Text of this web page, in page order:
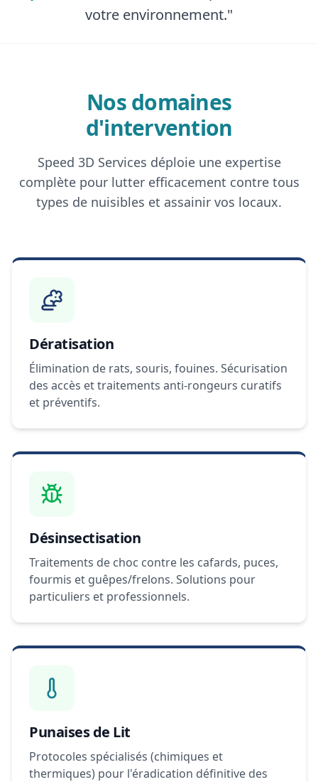
votre environnement."
Nos domaines
d'intervention
Speed 3D Services déploie une expertise
complète pour lutter efficacement contre tous
types de nuisibles et assainir vos locaux.
Dératisation
Élimination de rats, souris, fouines. Sécurisation
des accès et traitements anti-rongeurs curatifs
et préventifs.
Désinsectisation
Traitements de choc contre les cafards, puces,
fourmis et guêpes/frelons. Solutions pour
particuliers et professionnels.
Punaises de Lit
Protocoles spécialisés (chimiques et
thermiques) pour l'éradication définitive des